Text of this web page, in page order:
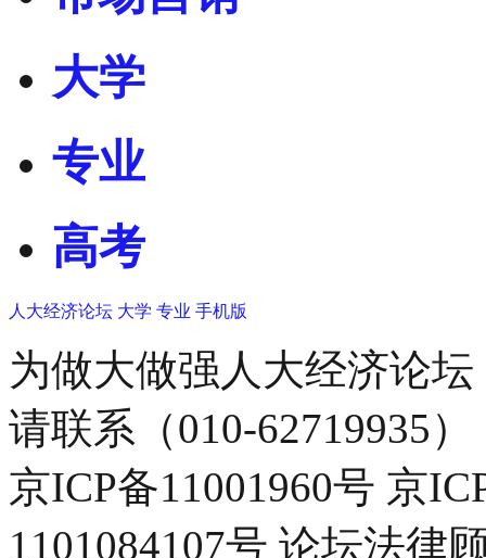
大学
专业
高考
人大经济论坛 大学 专业 手机版
为做大做强人大经济论
请联系（010-62719935）
京ICP备11001960号 京
1101084107号 论坛法律